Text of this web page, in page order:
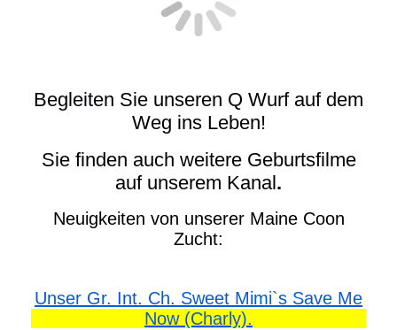
Begleiten Sie unseren Q Wurf auf dem
Weg ins Leben!
Sie finden auch weitere Geburtsfilme
auf unserem Kanal.
Neuigkeiten von unserer Maine Coon
Zucht:
Unser Gr. Int. Ch. Sweet Mimi`s Save Me
Now (Charly).